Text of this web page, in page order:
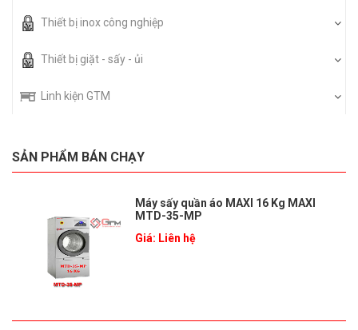
Thiết bị inox công nghiệp
Thiết bị giặt - sấy - ủi
Linh kiện GTM
SẢN PHẨM BÁN CHẠY
Máy sấy quần áo MAXI 16 Kg MAXI
MTD-35-MP
Giá: Liên hệ